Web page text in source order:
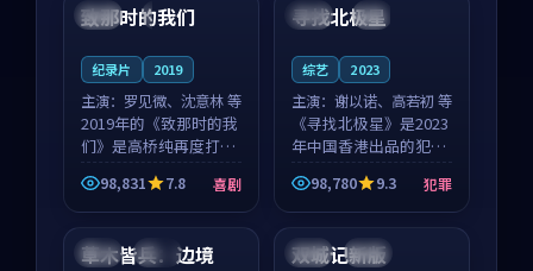
中国 4K
致那时的我们
纪录片 2019
主演： 罗见微、沈意林 等
2019年的《致那时的我
们》是高桥纯再度打磨
的喜剧佳作。中国大陆
的取景与都市寓言的氛
围相互成就，罗见微与
沈意林的对手戏自然克
制，让整部影片在悬
98,831 7.8 喜剧
中国 4K
寻找北极星
综艺 2023
主演： 谢以诺、高若初 等
《寻找北极星》是2023
年中国香港出品的犯罪
新作，主创团队希望用
公路冒险的故事让观众
停下来想一想。谢以诺
领衔，高若初担任重要
角色，戚南柯的叙事
98,780 9.3 犯罪
泰国 独播
草木皆兵：边境 中国 独播
双城记新版